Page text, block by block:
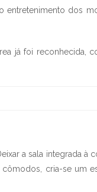
dos
já foi reconhecida,
a sala integrada à
cria-se um